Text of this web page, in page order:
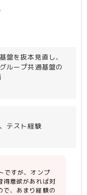
盤を抜本見直し、
ループ共通基盤の
ストですが、共
上がっているの
テスト経験
ですが、オンプ
得意欲があれば対
で、あまり経験の